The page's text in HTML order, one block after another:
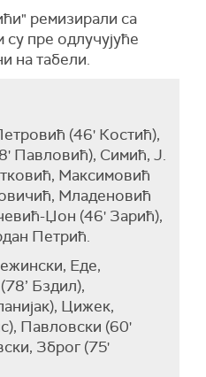
ремизирали са
су пре одлучујуће
на табели.
(46' Костић),
Павловић), Симић, Ј.
Максимовић
Младеновић
Џон (46' Зарић),
Петрић.
Еде,
Бздил),
Цижек,
Павловски (60'
Зброг (75'